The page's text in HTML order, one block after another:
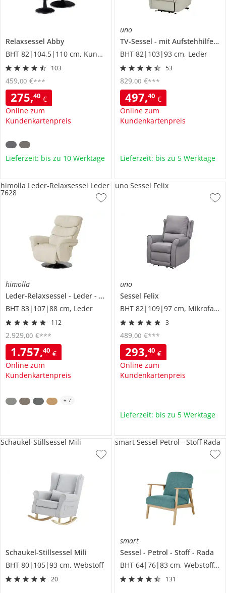
Relaxsessel Abby
BHT 82|104,5|110 cm, Kunstleder
103
275,40 €
Online zum
Kundenkartenpreis
459,00 €***
Lieferzeit: bis zu 10 Werktage
uno
TV-Sessel
mit Aufstehhilfe
BHT 82|103|93 cm, Leder
53
497,40 €
Online zum
Kundenkartenpreis
829,00 €***
Lieferzeit: bis zu 5 Werktage
himolla
Leder-Relaxsessel
Leder
7628
BHT 83|107|88 cm, Leder
112
1.757,40 €
Online zum
Kundenkartenpreis
2.929,00 €***
himolla Leder-Relaxsessel Leder
7628
+ 7
uno
Sessel Felix
BHT 82|109|97 cm, Mikrofaser
3
293,40 €
Online zum
Kundenkartenpreis
489,00 €***
uno Sessel Felix
Lieferzeit: bis zu 5 Werktage
Schaukel-Stillsessel Mili
BHT 80|105|93 cm, Webstoff
20
Schaukel-Stillsessel Mili
smart
Sessel
Petrol - Stoff
Rada
BHT 64|76|83 cm, Webstoff grob
131
smart Sessel Petrol - Stoff Rada